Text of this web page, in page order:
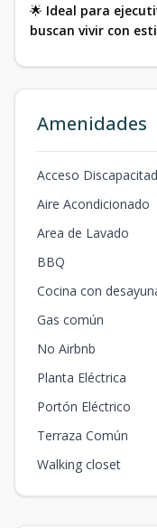
🌟 Ideal para
buscan vivir con
Amenidades
Acceso
Aire Acondicionado
Area de Lavado
BBQ
Cocina con
Gas común
No Airbnb
Planta Eléctrica
Portón Eléctrico
Terraza Común
Walking closet